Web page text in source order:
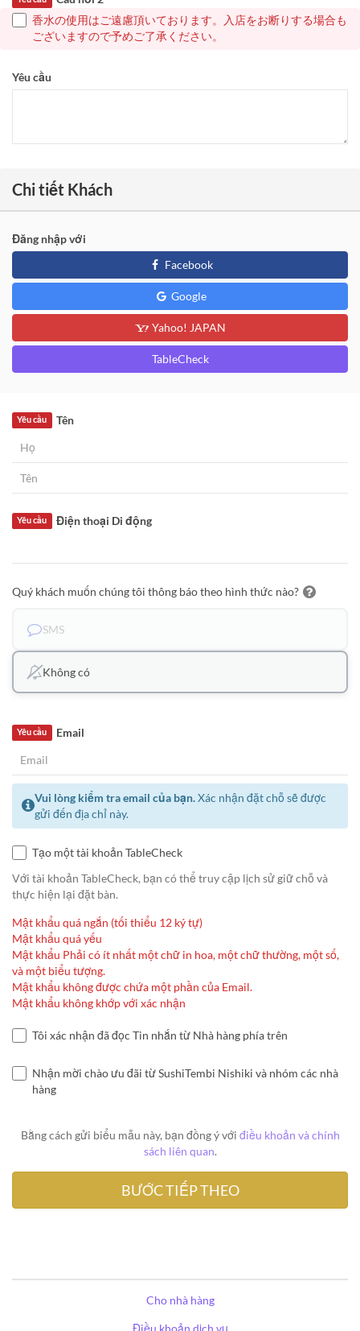
香水の使用はご遠慮頂いております。入店をお断りする場合も
ございますので予めご了承ください。
Yêu cầu
Chi tiết Khách
Đăng nhập với
Facebook
Google
Yahoo! JAPAN
TableCheck
Tên
Yêu cầu
Điện thoại Di động
Yêu cầu
Quý khách muốn chúng tôi thông báo theo hình thức nào?
SMS
Không có
Email
Yêu cầu
Vui lòng kiểm tra email của bạn.Xác nhận đặt chỗ sẽ được
gửi đến địa chỉ này.
Tạo một tài khoản TableCheck
Với tài khoản TableCheck, bạn có thể truy cập lịch sử giữ chỗ và
thực hiện lại đặt bàn.
Mật khẩu quá ngắn (tối thiểu 12 ký tự)
Mật khẩu quá yếu
Mật khẩu Phải có ít nhất một chữ in hoa, một chữ thường, một số,
và một biểu tượng.
Mật khẩu không được chứa một phần của Email.
Mật khẩu không khớp với xác nhận
Tôi xác nhận đã đọc Tin nhắn từ Nhà hàng phía trên
Nhận mời chào ưu đãi từ SushiTembi Nishiki và nhóm các nhà
hàng
Bằng cách gửi biểu mẫu này, bạn đồng ý với điều khoản và chính
sách liên quan.
Cho nhà hàng